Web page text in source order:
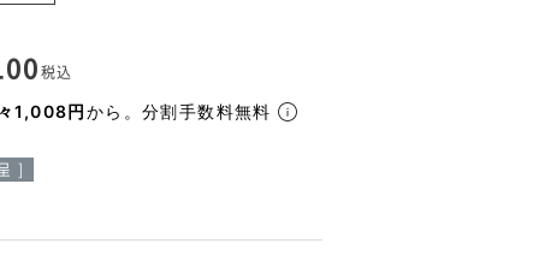
税込
1,008円から。分割手数料無料
]